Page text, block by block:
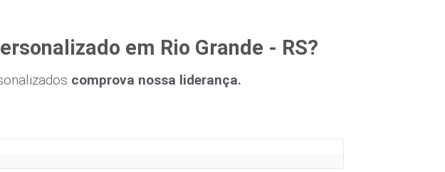
em Rio Grande - RS?
comprova nossa liderança.